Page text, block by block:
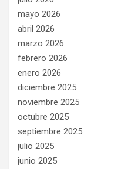
mayo 2026
abril 2026
marzo 2026
febrero 2026
enero 2026
diciembre 2025
noviembre 2025
octubre 2025
septiembre 2025
julio 2025
junio 2025